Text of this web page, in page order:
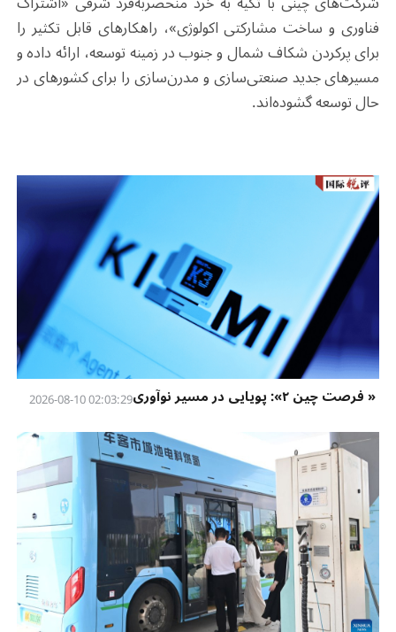
فناوری و ساخت مشارکتی اکولوژی»، راهکارهای قابل تکثیر را
برای پرکردن شکاف شمال و جنوب در زمینه توسعه، ارائه داده و
مسیرهای جدید صنعتی‌سازی و مدرن‌سازی را برای کشورهای در
حال توسعه گشوده‌اند.
« فرصت چین ۲»: پویایی در مسیر نوآوری 02:03:29 2026-08-10